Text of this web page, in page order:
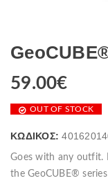
59.00€
OUT OF STOCK
ΚΩΔΙΚΌΣ:
Goes with any outfit.
the GeoCUBE®